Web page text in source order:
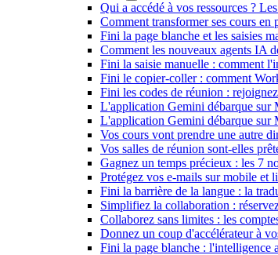
Qui a accédé à vos ressources ?
Comment transformer ses cours
Fini la page blanche et les saisies
Comment les nouveaux agents IA
Fini la saisie manuelle : comment
Fini le copier-coller : comment
Fini les codes de réunion :
L'application Gemini débarque sur
L'application Gemini débarque sur
Vos cours vont prendre une autre
Vos salles de réunion sont-elles
Gagnez un temps précieux : les 7
Protégez vos e-mails sur mobile et
Fini la barrière de la langue : la
Simplifiez la collaboration :
Collaborez sans limites : les
Donnez un coup d'accélérateur à
Fini la page blanche : l'intelligence